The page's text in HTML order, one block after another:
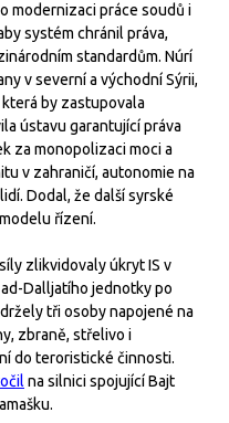
modernizaci práce soudů i
systém chránil práva,
standardům. Núrí
v severní a východní Sýrii,
by zastupovala
ústavu garantující práva
za monopolizaci moci a
v zahraničí, autonomie na
Dodal, že další syrské
řízení.
zlikvidovaly úkryt IS v
Dalljatího jednotky po
tři osoby napojené na
zbraně, střelivo i
do teroristické činnosti.
na silnici spojující Bajt